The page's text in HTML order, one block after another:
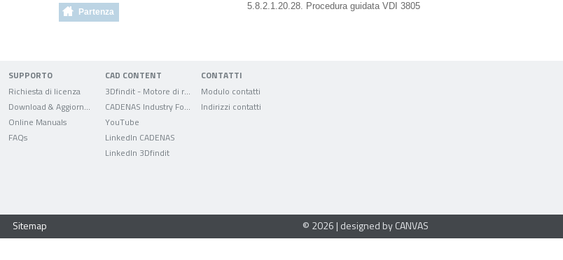
Partenza
5.8.2.1.20.28. Procedura guidata VDI 3805
SUPPORTO
Richiesta di licenza
Online Manuals
FAQs
CAD CONTENT
3Dfindit - Motore di ricerca per dati CAD
YouTube
LinkedIn CADENAS
LinkedIn 3Dfindit
CONTATTI
Modulo contatti
Indirizzi contatti
Sitemap © 2026 | designed by CANVAS